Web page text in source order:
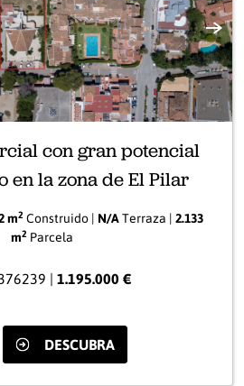
con gran potencial
en la zona de El Pilar
m2Construido | N/ATerraza | 2.133
m2Parcela
| 1.195.000 €
DESCUBRA